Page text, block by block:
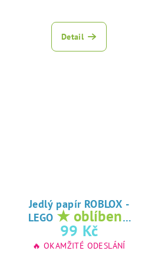
Detail
Jedlý papír ROBLOX -
LEGO ★ oblíbený
tisk na jedlý
papír
99 Kč
🔥 OKAMŽITÉ ODESLÁNÍ